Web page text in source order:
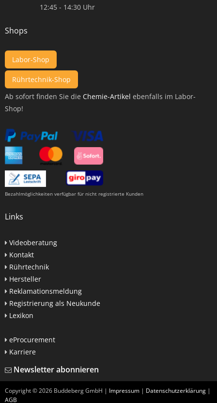
12:45 - 14:30 Uhr
Shops
Labor-Shop
Rührtechnik-Shop
Ab sofort finden Sie die Chemie-Artikel ebenfalls im Labor-
Shop!
Bezahlmöglichkeiten verfügbar für nicht registrierte Kunden
Links
Videoberatung
Kontakt
Rührtechnik
Hersteller
Reklamationsmeldung
Registrierung als Neukunde
Lexikon
eProcurement
Karriere
Newsletter abonnieren
Copyright ©2026 Buddeberg GmbH | Impressum | Datenschutzerklärung |
AGB